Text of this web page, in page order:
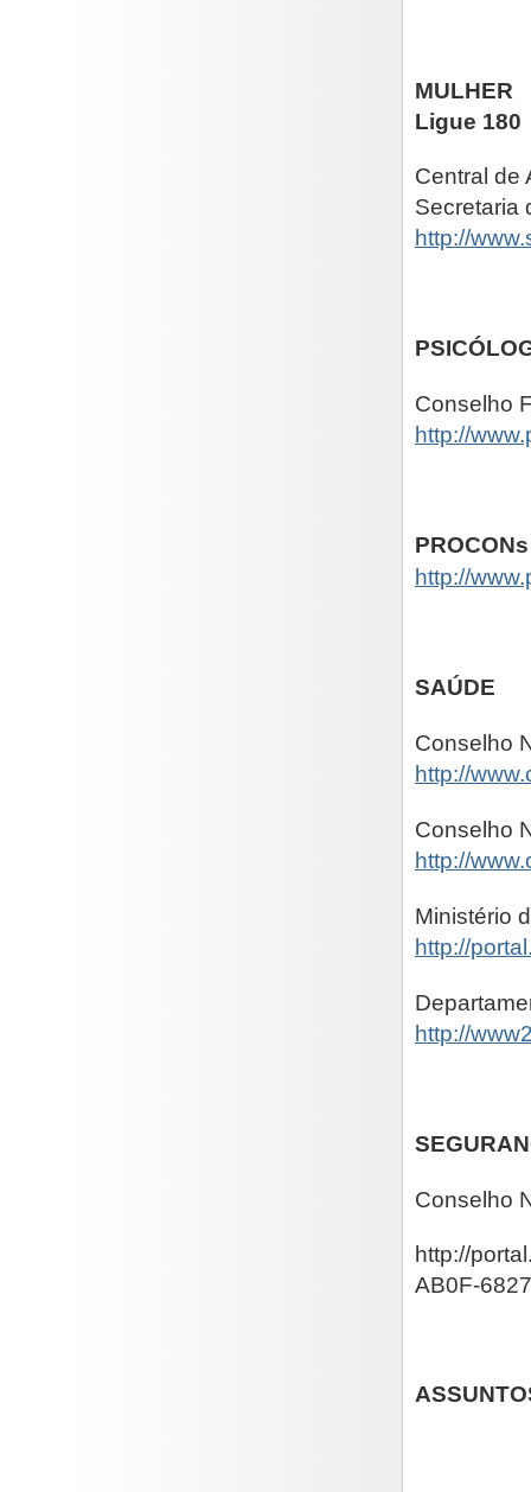
MULHER
Ligue 180
Central de
Secretaria
http://
Conselho
http://
PROCONs
http://
SAÚDE
Conselho
http://
Conselho
http://
Ministério
http://
http://
Conselho
http://
AB0F-